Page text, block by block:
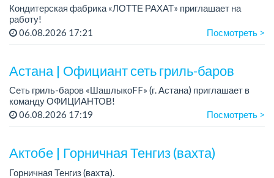
Кондитерская фабрика «ЛОТТЕ РАХАТ» приглашает на
работу!
График работы: сменный.
06.08.2026 17:21 Посмотреть >
Астана | Официант сеть гриль-баров
Сеть гриль-баров «ШашлыкоFF» (г. Астана) приглашает в
команду ОФИЦИАНТОВ!
Зарплата: от 4...
06.08.2026 17:19 Посмотреть >
Актобе | Горничная Тенгиз (вахта)
Горничная Тенгиз (вахта).